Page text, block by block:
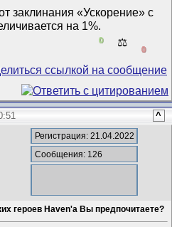
заклинания «Ускорение» с
на 1%.
0 ⚖️
0
^
Регистрация: 21.04.2022
Сообщения: 126
героев Haven'а Вы предпочитаете?